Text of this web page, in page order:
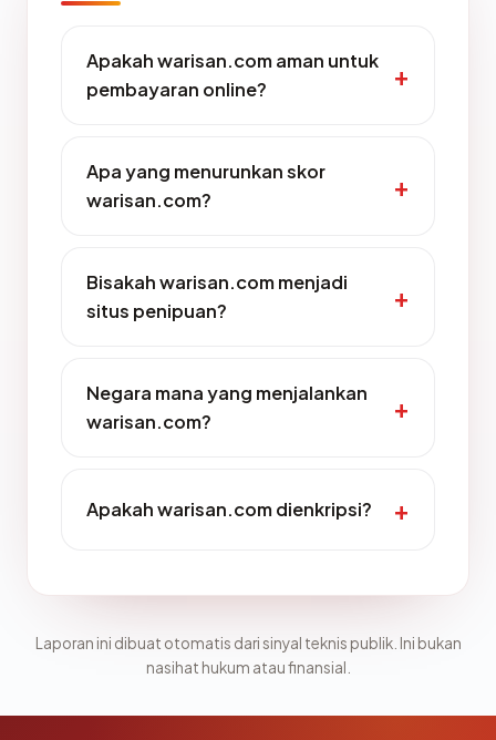
Apakah warisan.com aman untuk
pembayaran online?
Apa yang menurunkan skor
warisan.com?
Bisakah warisan.com menjadi
situs penipuan?
Negara mana yang menjalankan
warisan.com?
Apakah warisan.com dienkripsi?
Laporan ini dibuat otomatis dari sinyal teknis publik. Ini bukan
nasihat hukum atau finansial.